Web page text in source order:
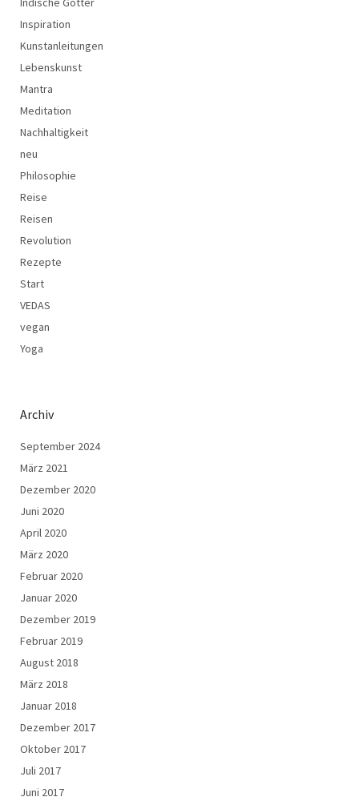
Inspiration
Kunstanleitungen
Lebenskunst
Mantra
Meditation
Nachhaltigkeit
neu
Philosophie
Reise
Reisen
Revolution
Rezepte
Start
VEDAS
vegan
Yoga
Archiv
September 2024
März 2021
Dezember 2020
Juni 2020
April 2020
März 2020
Februar 2020
Januar 2020
Dezember 2019
Februar 2019
August 2018
März 2018
Januar 2018
Dezember 2017
Oktober 2017
Juli 2017
Juni 2017